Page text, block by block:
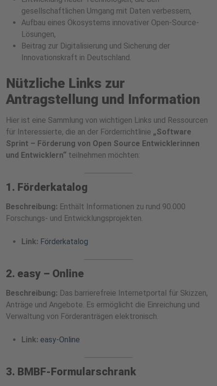
gesellschaftlichen Umgang mit Daten verbessern,
Aufbau eines Ökosystems innovativer Open-Source-
Lösungen,
Beitrag zur Digitalisierung und Sicherung der
Innovationskraft in Deutschland.
Nützliche Links zur
Antragstellung und Information
Hier ist eine Sammlung von wichtigen Links und Ressourcen
für Interessierte, die an der Förderrichtlinie „Software
Sprint – Förderung von Open Source Entwicklerinnen
und Entwicklern“ teilnehmen möchten:
1. Förderkatalog
Beschreibung: Enthält Informationen zu rund 90.000
Forschungs- und Entwicklungsprojekten.
Link: Förderkatalog
2. easy – Online
Beschreibung: Das barrierefreie Internetportal für Skizzen,
Anträge und Angebote. Es ermöglicht die Einreichung und
Verwaltung von Förderanträgen elektronisch.
Link: easy-Online
3. BMBF-Formularschrank